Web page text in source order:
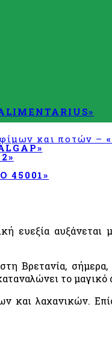
και ποτών –
45001»
ευεξία
Βρετανία,
το
λαχανικών.